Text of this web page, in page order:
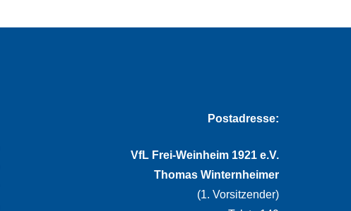
Postadresse:
VfL Frei-Weinheim 1921 e.V.
Thomas Winternheimer
(1. Vorsitzender)